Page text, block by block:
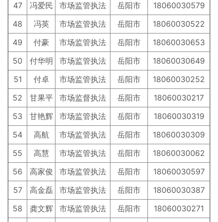
47
冯爱民 市场监管执法 岳阳市
18060030579
48
冯英 市场监管执法 岳阳市
18060030522
49
付豪 市场监管执法 岳阳市
18060030653
50
付华明 市场监管执法 岳阳市
18060030649
51
付卓 市场监管执法 岳阳市
18060030252
52
甘果平 市场监督执法 岳阳市
18060030217
53
甘艳辉 市场监管执法 岳阳市
18060030319
54
高航 市场监管执法 岳阳市
18060030309
55
高慧 市场监管执法 岳阳市
18060030062
56
高家俊 市场监管执法 岳阳市
18060030597
57
高金磊 市场监管执法 岳阳市
18060030387
58
龚文辉 市场监管执法 岳阳市
18060030271